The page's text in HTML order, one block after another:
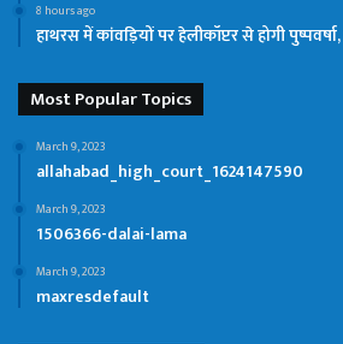
8 hours ago
हाथरस में कांवड़ियों पर हेलीकॉप्टर से होगी
Most Popular Topics
March 9, 2023
allahabad_high_court_1624147590
March 9, 2023
1506366-dalai-lama
March 9, 2023
maxresdefault